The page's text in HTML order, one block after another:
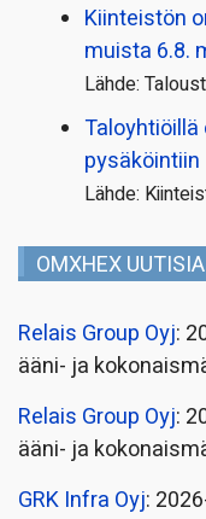
Kiinteistön
muista 6.8.
Lähde:
pysäköintiin
Lähde:
OMXHEX UUTISIA
Relais Group Oyj:
ääni- ja
Relais Group Oyj:
ääni- ja
GRK Infra Oyj: